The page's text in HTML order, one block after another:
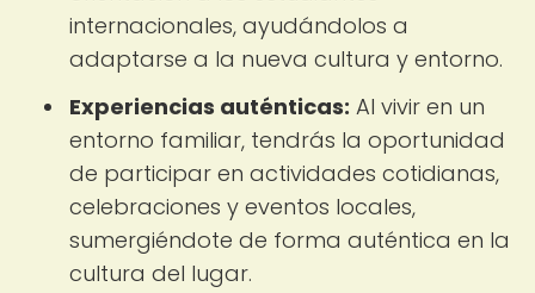
internacionales, ayudándolos a
adaptarse a la nueva cultura y entorno.
Experiencias auténticas: Al vivir en un
entorno familiar, tendrás la oportunidad
de participar en actividades cotidianas,
celebraciones y eventos locales,
sumergiéndote de forma auténtica en la
cultura del lugar.